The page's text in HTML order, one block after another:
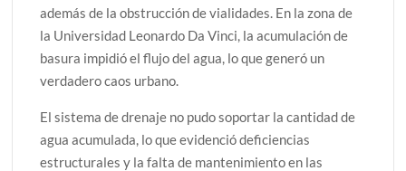
además de la obstrucción de vialidades. En la zona de
la Universidad Leonardo Da Vinci, la acumulación de
basura impidió el flujo del agua, lo que generó un
verdadero caos urbano.
El sistema de drenaje no pudo soportar la cantidad de
agua acumulada, lo que evidenció deficiencias
estructurales y la falta de mantenimiento en las